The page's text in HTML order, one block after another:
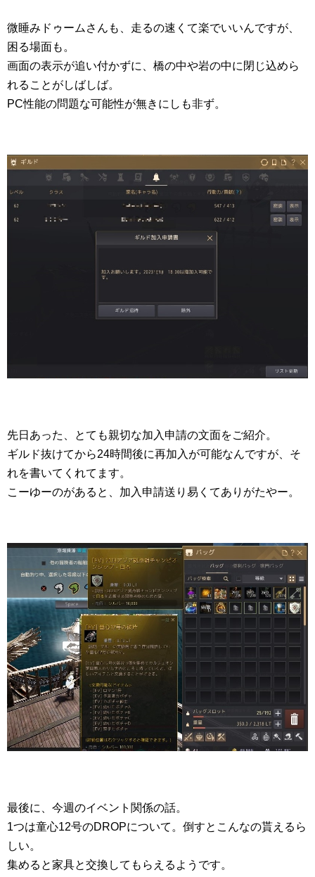
微睡みドゥームさんも、走るの速くて楽でいいんですが、
困る場面も。
画面の表示が追い付かずに、橋の中や岩の中に閉じ込めら
れることがしばしば。
PC性能の問題な可能性が無きにしも非ず。
先日あった、とても親切な加入申請の文面をご紹介。
ギルド抜けてから24時間後に再加入が可能なんですが、そ
れを書いてくれてます。
こーゆーのがあると、加入申請送り易くてありがたやー。
最後に、今週のイベント関係の話。
1つは童心12号のDROPについて。倒すとこんなの貰えるら
しい。
集めると家具と交換してもらえるようです。